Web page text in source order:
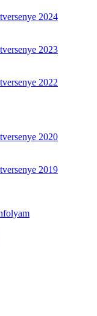
2024
2023
2022
2020
2019